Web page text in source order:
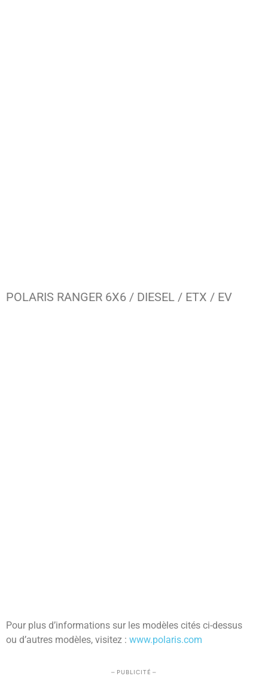
POLARIS RANGER 6X6 / DIESEL / ETX / EV
Pour plus d’informations sur les modèles cités ci-dessus
ou d’autres modèles, visitez : www.polaris.com
– PUBLICITÉ –